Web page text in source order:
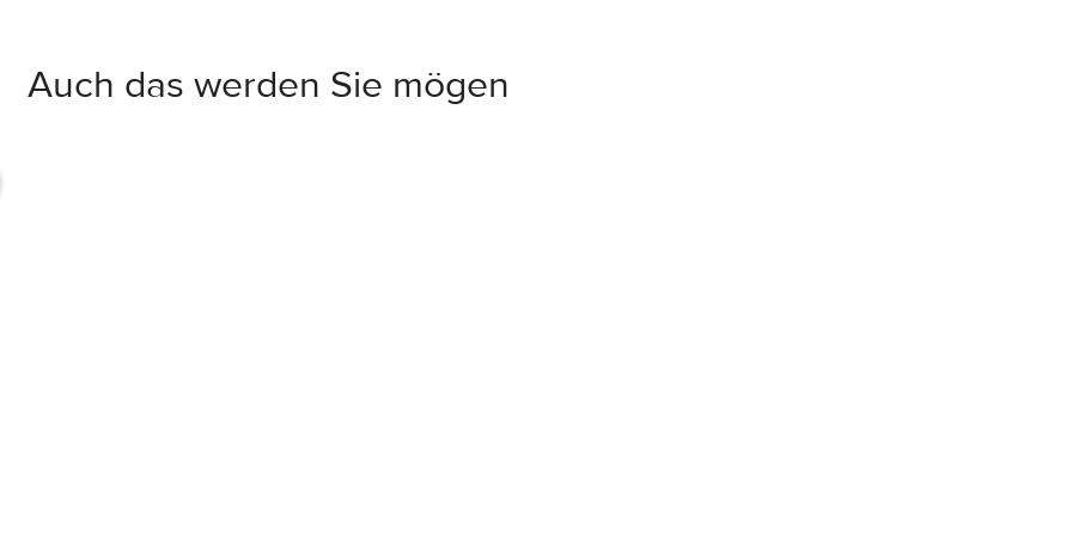
Auch das werden Sie mögen